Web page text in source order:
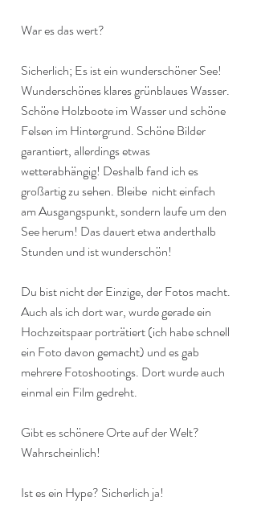
War es das wert?
Sicherlich; Es ist ein wunderschöner See!
Wunderschönes klares grünblaues Wasser.
Schöne Holzboote im Wasser und schöne
Felsen im Hintergrund. Schöne Bilder
garantiert, allerdings etwas
wetterabhängig! Deshalb fand ich es
großartig zu sehen. Bleibe  nicht einfach
am Ausgangspunkt, sondern laufe um den
See herum! Das dauert etwa anderthalb
Stunden und ist wunderschön!
Du bist nicht der Einzige, der Fotos macht.
Auch als ich dort war, wurde gerade ein
Hochzeitspaar porträtiert (ich habe schnell
ein Foto davon gemacht) und es gab
mehrere Fotoshootings. Dort wurde auch
einmal ein Film gedreht.
Gibt es schönere Orte auf der Welt?
Wahrscheinlich!
Ist es ein Hype? Sicherlich ja!